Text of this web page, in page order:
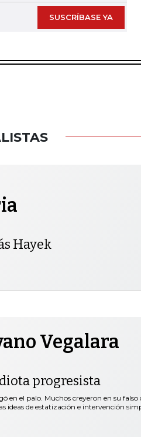
SUSCRÍBASE YA
Hayek
Vegalara
progresista
en el palo. Muchos creyeron en su falso
ideas de estatización e intervención